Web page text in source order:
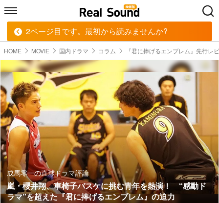
HOME MUSIC MOVIE TECH
HOME MOVIE 国内ドラマ コラム 『君に捧げるエンブレム』先行レ
成馬零一の直球ドラマ評論
嵐・櫻井翔、車椅子バスケに挑む青年を熱演！ “感動ド
ラマ”を超えた『君に捧げるエンブレム』の迫力
2ページ目です。最初から読みませんか?